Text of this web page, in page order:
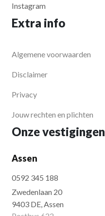
Instagram
Extra info
Algemene voorwaarden
Disclaimer
Privacy
Jouw rechten en plichten
Onze vestigingen
Assen
0592 345 188
Zwedenlaan 20
9403 DE, Assen